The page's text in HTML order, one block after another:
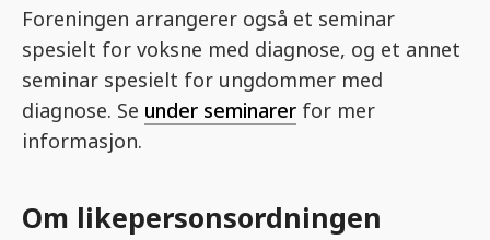
Foreningen arrangerer også et seminar
spesielt for voksne med diagnose, og et annet
seminar spesielt for ungdommer med
diagnose. Se under seminarer for mer
informasjon.
Om likepersonsordningen